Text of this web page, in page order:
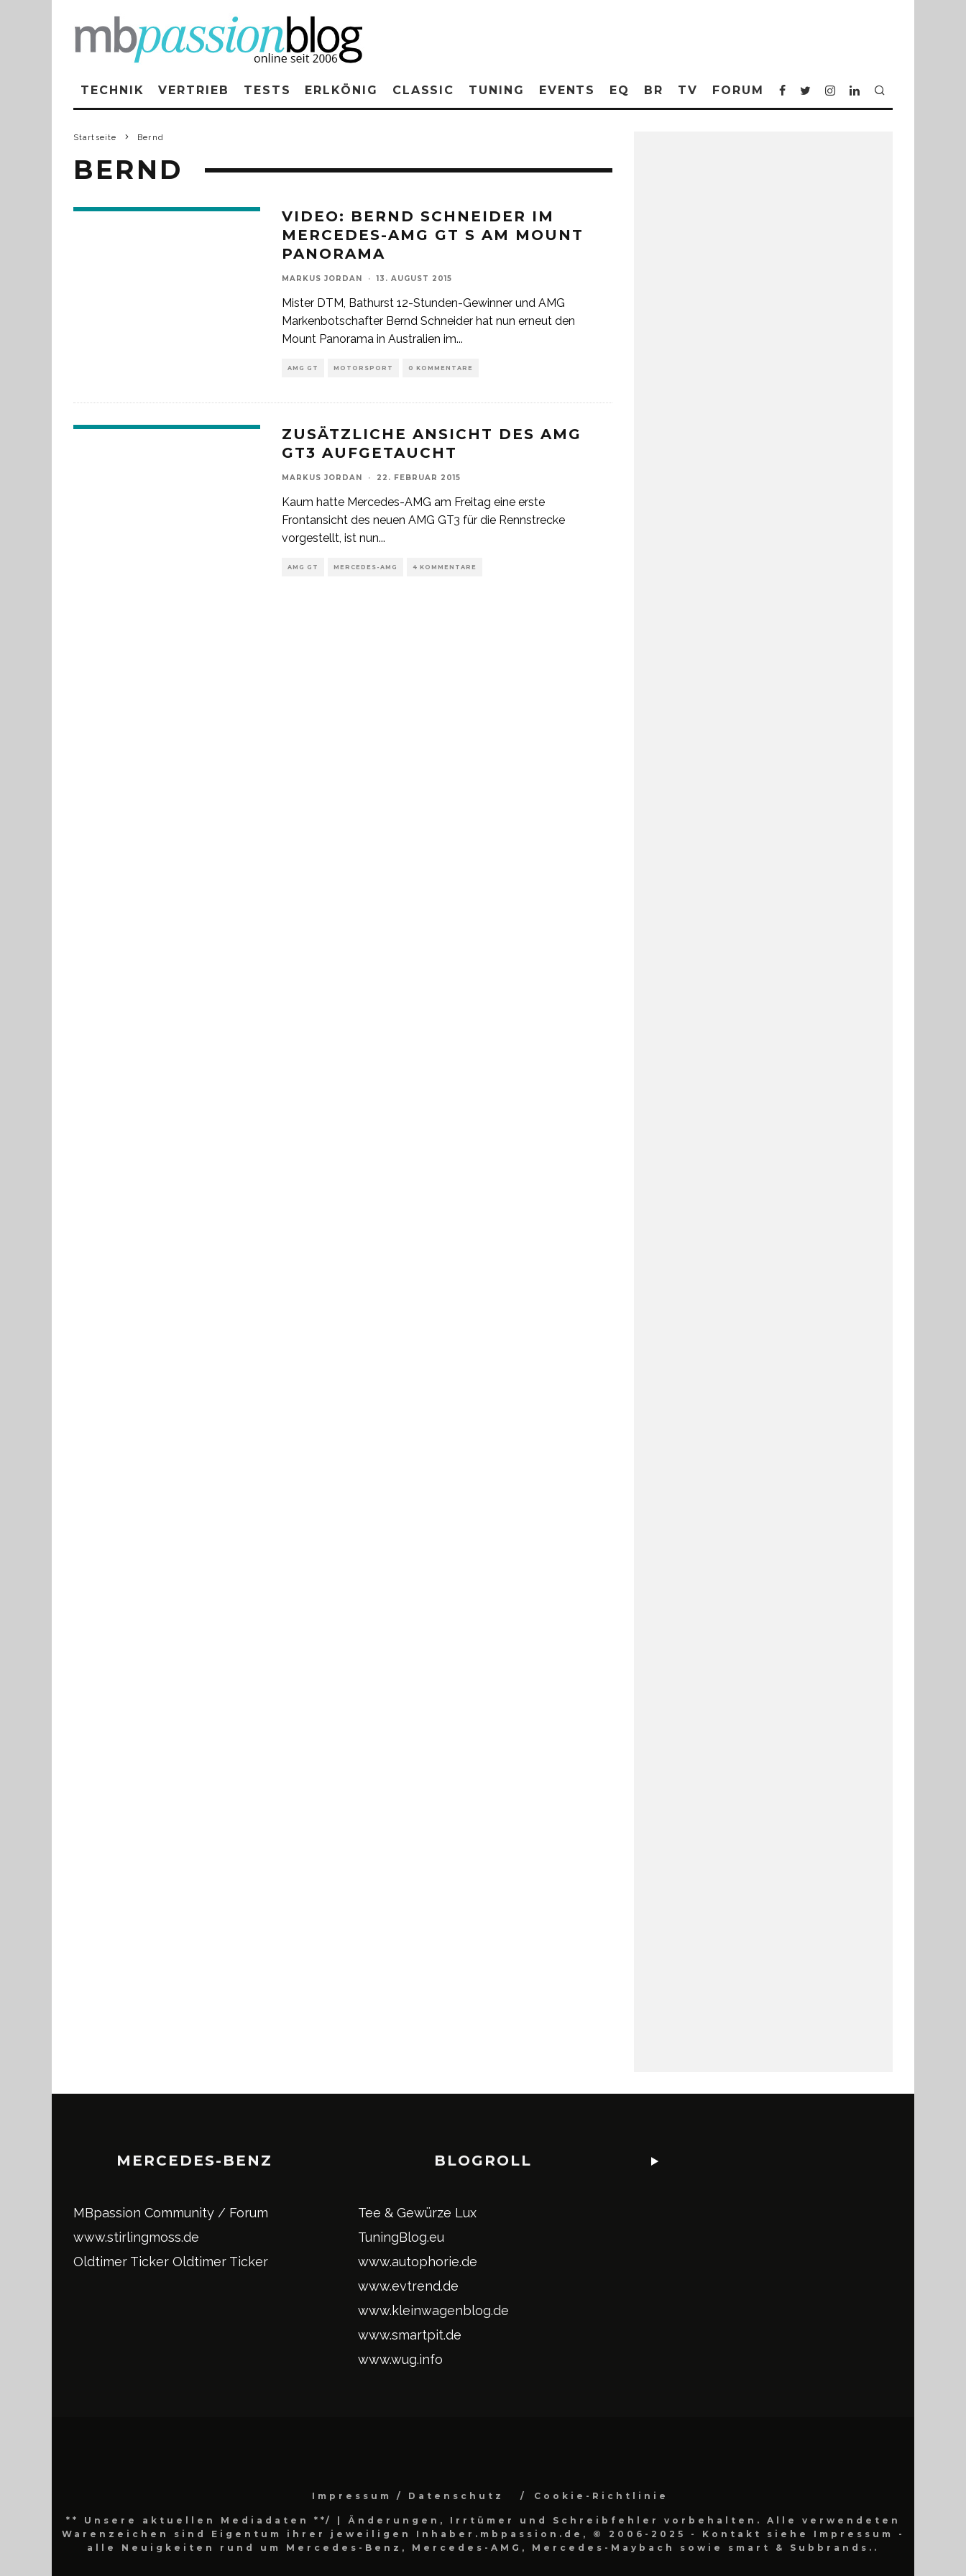
TECHNIK VERTRIEB TESTS ERLKÖNIG CLASSIC TUNING EVENTS EQ BR TV FORUM
Startseite Bernd
BERND
VIDEO: BERND SCHNEIDER IM
MERCEDES-AMG GT S AM MOUNT
PANORAMA
MARKUS JORDAN · 13. AUGUST 2015
Mister DTM, Bathurst 12-Stunden-Gewinner und AMG
Markenbotschafter Bernd Schneider hat nun erneut den
Mount Panorama in Australien im...
AMG GT MOTORSPORT 0 KOMMENTARE
ZUSÄTZLICHE ANSICHT DES AMG
GT3 AUFGETAUCHT
MARKUS JORDAN · 22. FEBRUAR 2015
Kaum hatte Mercedes-AMG am Freitag eine erste
Frontansicht des neuen AMG GT3 für die Rennstrecke
vorgestellt, ist nun...
AMG GT MERCEDES-AMG 4 KOMMENTARE
MERCEDES-BENZ
MBpassion Community / Forum
www.stirlingmoss.de
Oldtimer Ticker Oldtimer Ticker
BLOGROLL
Tee & Gewürze Lux
TuningBlog.eu
www.autophorie.de
www.evtrend.de
www.kleinwagenblog.de
www.smartpit.de
www.wug.info
Impressum / Datenschutz Cookie-Richtlinie
** Unsere aktuellen Mediadaten **/
| Änderungen, Irrtümer und Schreibfehler vorbehalten. Alle verwendeten
Warenzeichen sind Eigentum ihrer jeweiligen Inhaber.mbpassion.de, © 2006-2025 - Kontakt siehe Impressum -
alle Neuigkeiten rund um Mercedes-Benz, Mercedes-AMG, Mercedes-Maybach sowie smart & Subbrands..